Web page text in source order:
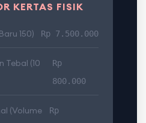
KERTAS FISIK
150) Rp 7.500.000
(10
Rp
800.000
(Volume Rp